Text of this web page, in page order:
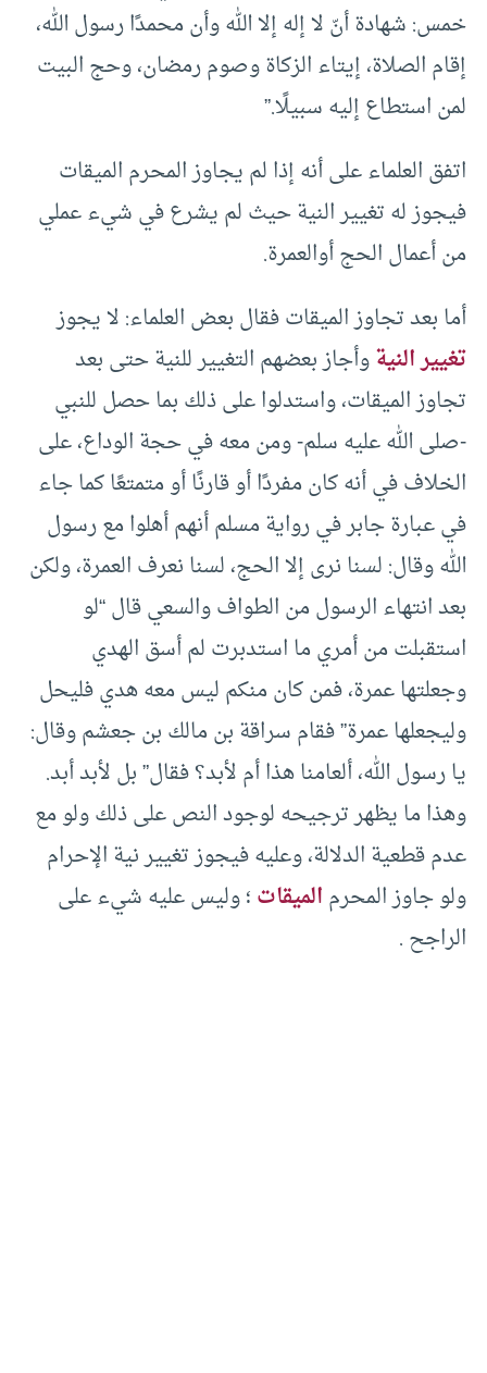
خمس: شهادة أنّ لا إله إلا الله وأن محمدًا رسول الله،
إقام الصلاة، إيتاء الزكاة وصوم رمضان، وحج البيت
لمن استطاع إليه سبيلًا.”
اتفق العلماء على أنه إذا لم يجاوز المحرم الميقات
فيجوز له تغيير النية حيث لم يشرع في شيء عملي
من أعمال الحج أوالعمرة.
أما بعد تجاوز الميقات فقال بعض العلماء: لا يجوز
تغيير النيةوأجاز بعضهم التغيير للنية حتى بعد
تجاوز الميقات، واستدلوا على ذلك بما حصل للنبي
-صلى الله عليه سلم- ومن معه في حجة الوداع، على
الخلاف في أنه كان مفردًا أو قارنًا أو متمتعًا كما جاء
في عبارة جابر في رواية مسلم أنهم أهلوا مع رسول
الله وقال: لسنا نرى إلا الحج، لسنا نعرف العمرة، ولكن
بعد انتهاء الرسول من الطواف والسعي قال “لو
استقبلت من أمري ما استدبرت لم أسق الهدي
وجعلتها عمرة، فمن كان منكم ليس معه هدي فليحل
وليجعلها عمرة” فقام سراقة بن مالك بن جعشم وقال:
يا رسول الله، ألعامنا هذا أم لأبد؟ فقال” بل لأبد أبد.
وهذا ما يظهر ترجيحه لوجود النص على ذلك ولو مع
عدم قطعية الدلالة، وعليه فيجوز تغيير نية الإحرام
ولو جاوز المحرمالميقات؛ وليس عليه شيء على
الراجح .